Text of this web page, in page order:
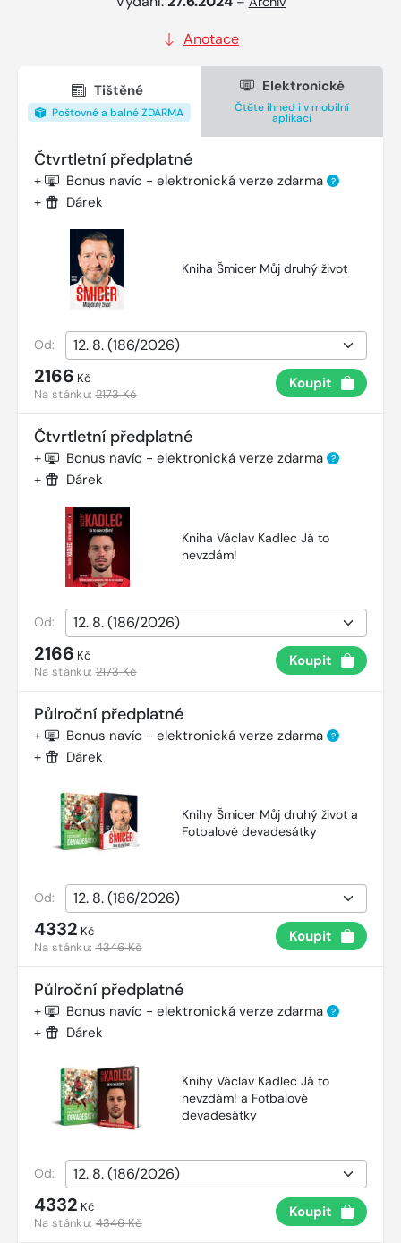
Anotace
Tištěné
Poštovné a balné ZDARMA
Elektronické
Čtěte ihned i v mobilní
aplikaci
Čtvrtletní předplatné
+ Bonus navíc - elektronická verze zdarma ?
+ Dárek
Kniha Šmicer Můj druhý život
Od:
2166 Kč
Na stánku:2173 Kč
Koupit
Čtvrtletní předplatné
+ Bonus navíc - elektronická verze zdarma ?
+ Dárek
Kniha Václav Kadlec Já to
nevzdám!
Od:
2166 Kč
Na stánku:2173 Kč
Koupit
Půlroční předplatné
+ Bonus navíc - elektronická verze zdarma ?
+ Dárek
Knihy Šmicer Můj druhý život a
Fotbalové devadesátky
Od:
4332 Kč
Na stánku:4346 Kč
Koupit
Půlroční předplatné
+ Bonus navíc - elektronická verze zdarma ?
+ Dárek
Knihy Václav Kadlec Já to
nevzdám! a Fotbalové
devadesátky
Od:
4332 Kč
Na stánku:4346 Kč
Koupit